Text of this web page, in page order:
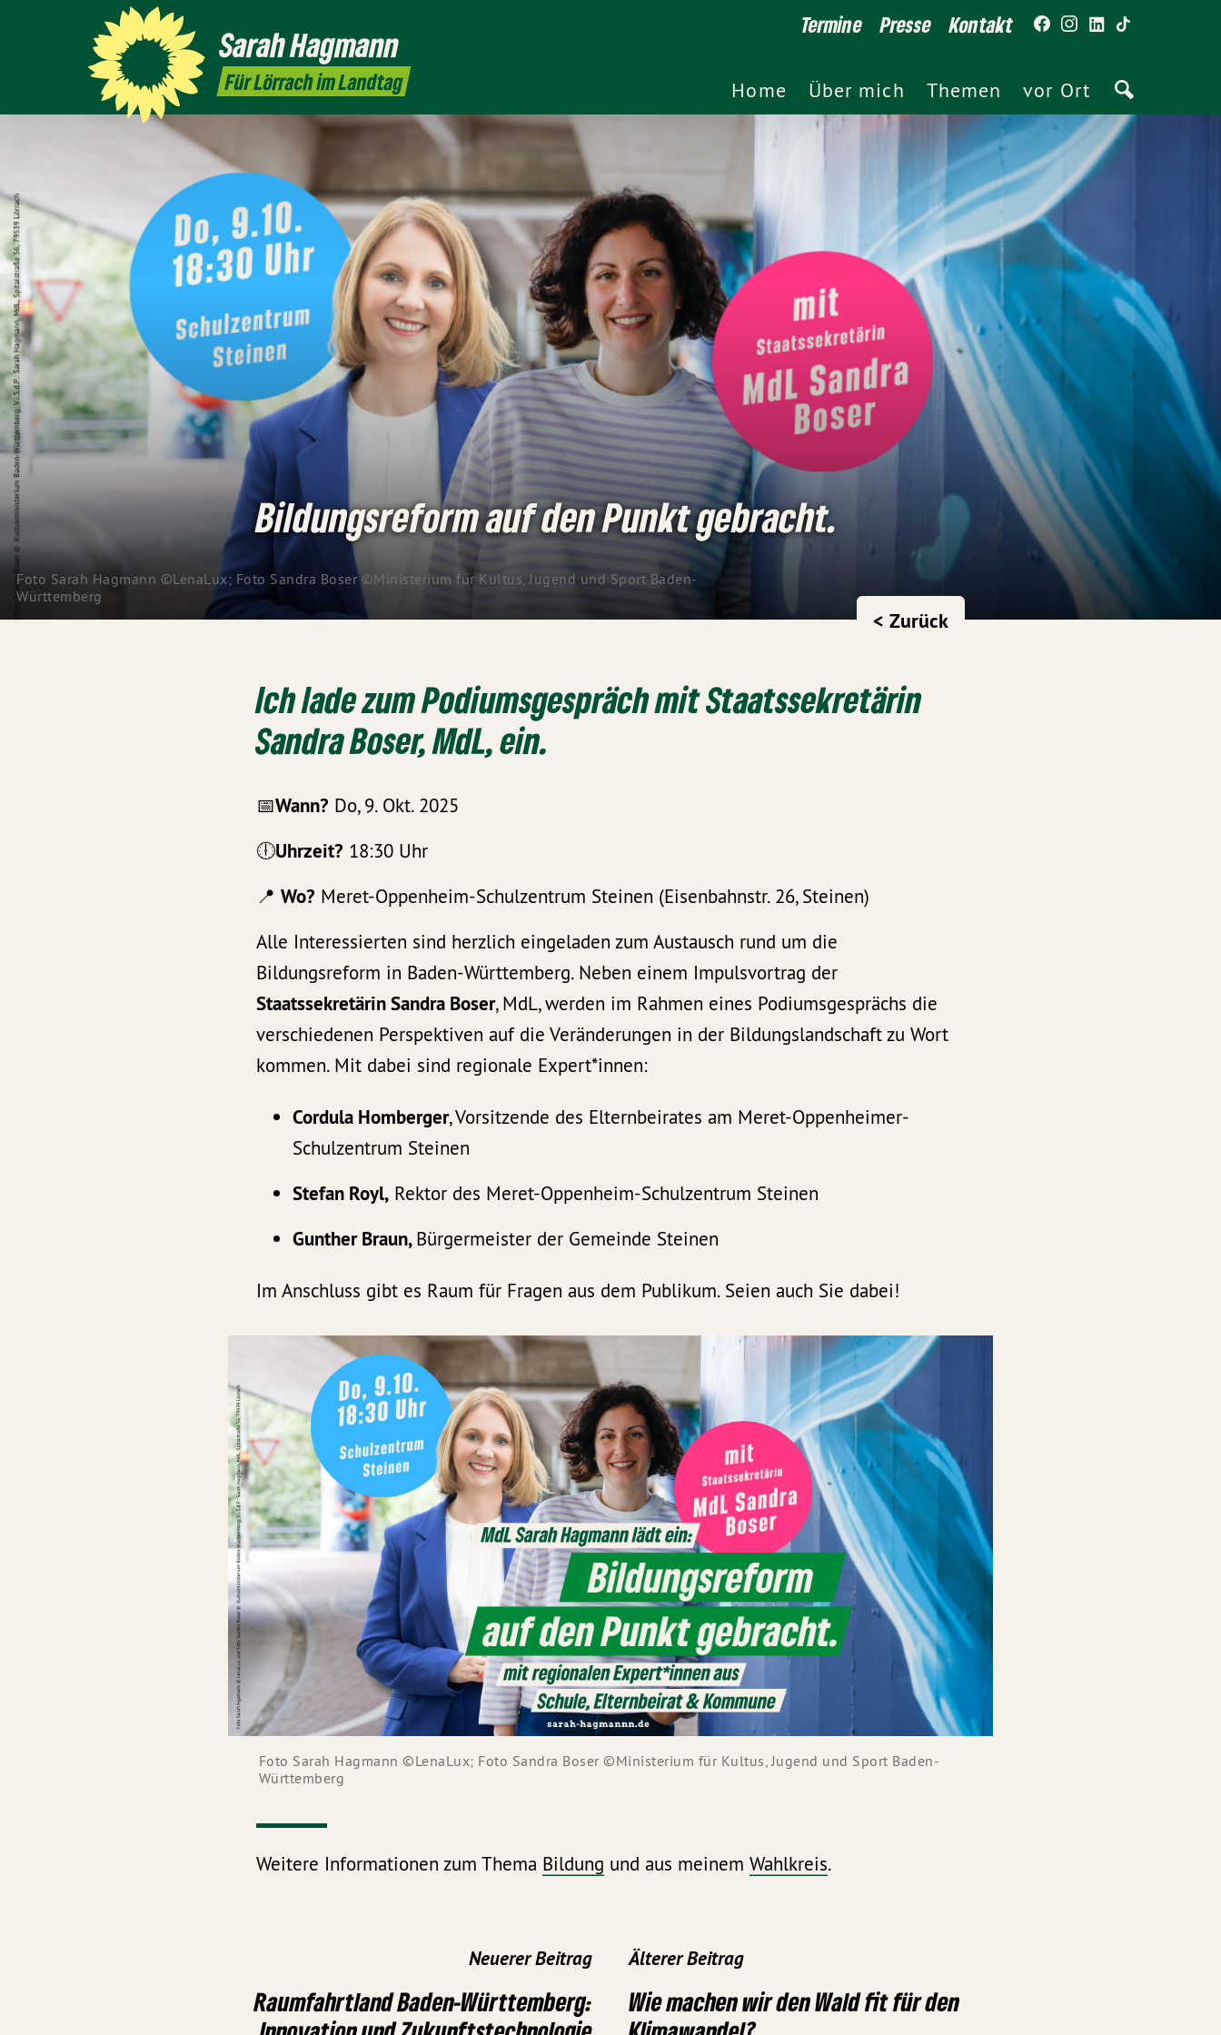
SarahHagmann
Für Lörrach im Landtag
Termine Presse Kontakt
Home Über mich Themen vor Ort
Foto Sarah Hagmann ©LenaLux; Foto Sandra Boser ©Ministerium für Kultus, Jugend und Sport Baden-
Württemberg
Bildungsreform auf den Punkt gebracht.
< Zurück
Ich lade zum Podiumsgesprächmit Staatssekretärin
Sandra Boser, MdL, ein.
📅Wann? Do, 9. Okt. 2025
🕕Uhrzeit? 18:30 Uhr
📍Wo? Meret-Oppenheim-Schulzentrum Steinen (Eisenbahnstr. 26, Steinen)
Alle Interessierten sind herzlich eingeladen zum Austausch rund um die
Bildungsreform in Baden-Württemberg. Neben einem Impulsvortrag der
Staatssekretärin Sandra Boser, MdL, werden im Rahmen eines Podiumsgesprächs die
verschiedenen Perspektiven auf die Veränderungen in der Bildungslandschaft zu Wort
kommen. Mit dabei sind regionale Expert*innen:
Cordula Homberger, Vorsitzende des Elternbeirates am Meret-Oppenheimer-
Schulzentrum Steinen
Stefan Royl, Rektor des Meret-Oppenheim-Schulzentrum Steinen
Gunther Braun,Bürgermeister der Gemeinde Steinen
Im Anschluss gibt es Raum für Fragen aus dem Publikum. Seien auch Sie dabei!
Foto Sarah Hagmann ©LenaLux; Foto Sandra Boser ©Ministerium für Kultus, Jugend und Sport Baden-
Württemberg
Weitere Informationen zum Thema Bildung und aus meinemWahlkreis.
Neuerer Beitrag
Raumfahrtland Baden-Württemberg:
Älterer Beitrag
Wie machen wir den Wald fit für den